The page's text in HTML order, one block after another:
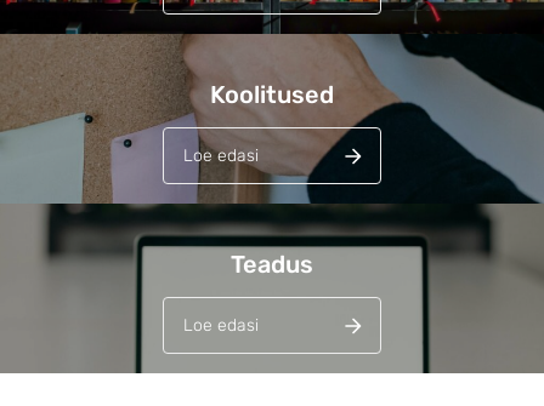
Koolitused
Loe edasi
Teadus
Loe edasi